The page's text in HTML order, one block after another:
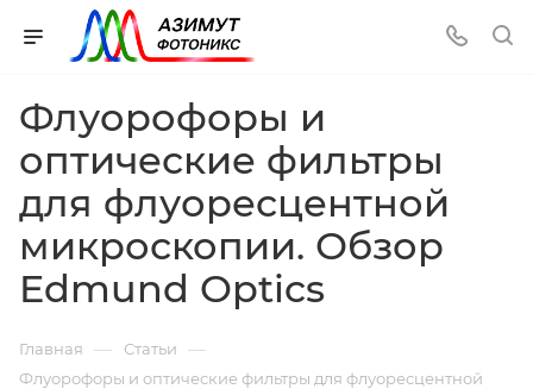
Флуорофоры и
оптические фильтры
для флуоресцентной
микроскопии. Обзор
Edmund Optics
Главная — Статьи —
Флуорофоры и оптические фильтры для флуоресцентной